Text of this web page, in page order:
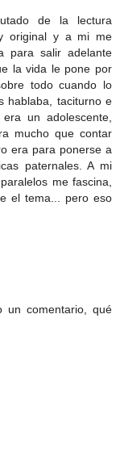
de la lectura
original y a mi me
para salir adelante
la vida le pone por
todo cuando lo
hablaba, taciturno e
un adolescente,
mucho que contar
era para ponerse a
paternales. A mi
me fascina,
el tema... pero eso
un comentario, qué